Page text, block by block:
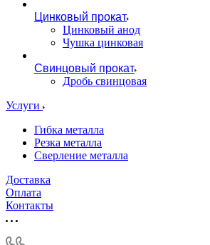
Цинковый прокат
Цинковый анод
Чушка цинковая
Свинцовый прокат
Дробь свинцовая
Услуги
Гибка металла
Резка металла
Сверление металла
Доставка
Оплата
Контакты